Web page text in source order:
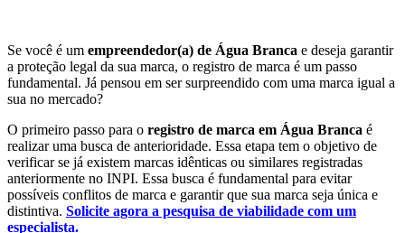
Se você é um empreendedor(a) de Água Branca e deseja garantir
a proteção legal da sua marca, o registro de marca é um passo
fundamental. Já pensou em ser surpreendido com uma marca igual a
sua no mercado?
O primeiro passo para o registro de marca em Água Branca é
realizar uma busca de anterioridade. Essa etapa tem o objetivo de
verificar se já existem marcas idênticas ou similares registradas
anteriormente no INPI. Essa busca é fundamental para evitar
possíveis conflitos de marca e garantir que sua marca seja única e
distintiva. Solicite agora a pesquisa de viabilidade com um
especialista.